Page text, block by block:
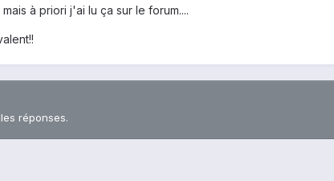
à priori j'ai lu ça sur le forum....
réponses.